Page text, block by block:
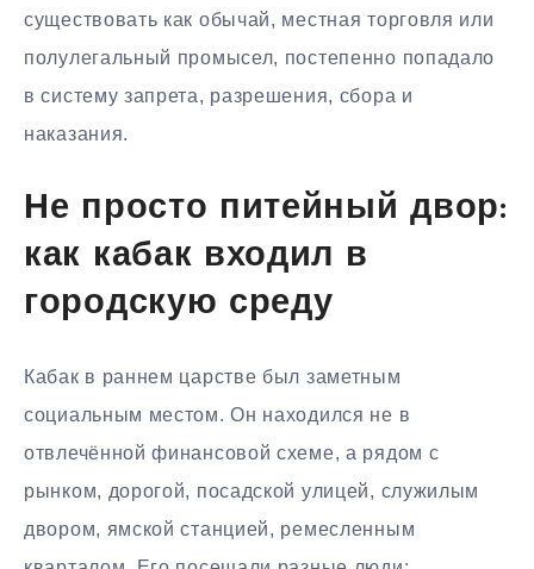
существовать как обычай, местная торговля или
полулегальный промысел, постепенно попадало
в систему запрета, разрешения, сбора и
наказания.
Не просто питейный двор:
как кабак входил в
городскую среду
Кабак в раннем царстве был заметным
социальным местом. Он находился не в
отвлечённой финансовой схеме, а рядом с
рынком, дорогой, посадской улицей, служилым
двором, ямской станцией, ремесленным